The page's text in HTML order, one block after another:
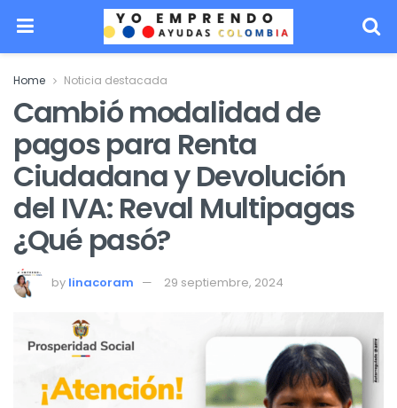
Home Noticia destacada
Cambió modalidad de
pagos para Renta
Ciudadana y Devolución
del IVA: Reval Multipagas
¿Qué pasó?
by linacoram 29 septiembre, 2024